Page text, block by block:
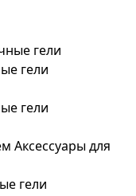
гели
гели
Аксессуары для
гели